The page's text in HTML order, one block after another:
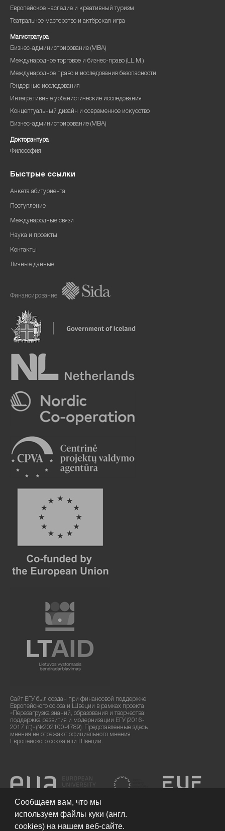
Европейское наследие и креативный туризм
Театральное мастерство и актёрская игра
Магистратура
Бизнес-администрирование (MBA)
Международное торговое и бизнес-право (LL.M.)
Международное право и исследования безопасности
Гендерные исследования
Интегративные урбанистические исследования
Концептуальный дизайн и современное искусство
Бизнес-администрирование (MBA)
Докторантура
Философия
Быстрые ссылки
Анкета абитуриента
Поступление
Международные связи
Наука и проекты
Контакты
Личные данные
Финансирование
Сайт ЕГУ был создан при финансовой поддержке
Европейского союза и Швеции в рамках проекта
«Перезагрузка знаний, образования и творчества:
поддержка развития и модернизации ЕГУ (2016-
2017 гг.)» (№202100-4789). Представленные здесь
мнения не отражают официального мнения
Европейского союза или Швеции.
Сообщаем вам, что мы
используем файлы куки (англ.
cookies) на нашем веб-сайте.